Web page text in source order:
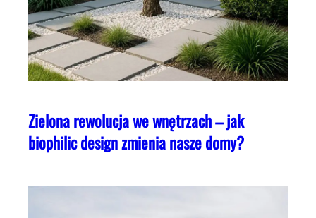
Zielona rewolucja we wnętrzach – jak
biophilic design zmienia nasze domy?